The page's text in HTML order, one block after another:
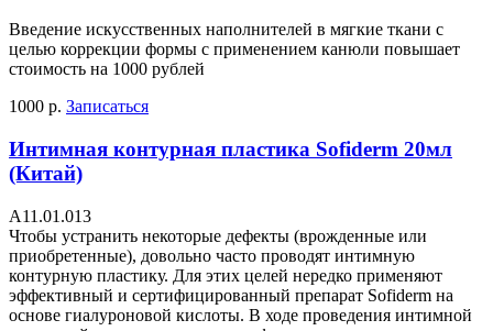
Введение искусственных наполнителей в мягкие ткани с
целью коррекции формы с применением канюли повышает
стоимость на 1000 рублей
1000 р. Записаться
Интимная контурная пластика Sofiderm 20мл
(Китай)
А11.01.013
Чтобы устранить некоторые дефекты (врожденные или
приобретенные), довольно часто проводят интимную
контурную пластику. Для этих целей нередко применяют
эффективный и сертифицированный препарат Sofiderm на
основе гиалуроновой кислоты. В ходе проведения интимной